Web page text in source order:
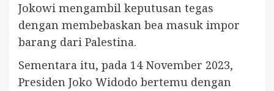
Jokowi mengambil keputusan tegas
dengan membebaskan bea masuk impor
barang dari Palestina.
Sementara itu, pada 14 November 2023,
Presiden Joko Widodo bertemu dengan